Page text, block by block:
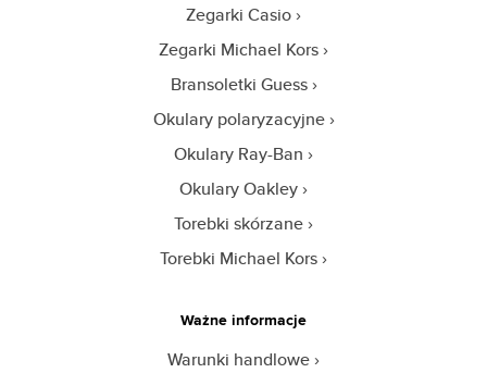
Zegarki Casio
Zegarki Michael Kors
Bransoletki Guess
Okulary polaryzacyjne
Okulary Ray-Ban
Okulary Oakley
Torebki skórzane
Torebki Michael Kors
Ważne informacje
Warunki handlowe